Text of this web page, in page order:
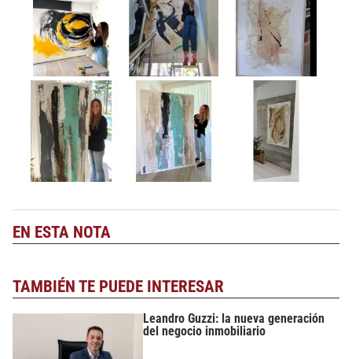
EN ESTA NOTA
TAMBIÉN TE PUEDE INTERESAR
Leandro Guzzi: la nueva generación
del negocio inmobiliario